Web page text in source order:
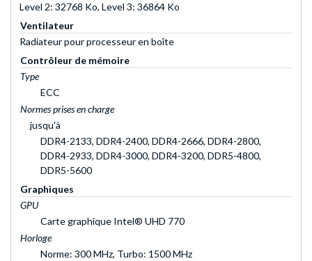
Level 2: 32768 Ko, Level 3: 36864 Ko
Ventilateur
Radiateur pour processeur en boîte
Contrôleur de mémoire
Type
ECC
Normes prises en charge
jusqu'à
DDR4-2133, DDR4-2400, DDR4-2666, DDR4-2800,
DDR4-2933, DDR4-3000, DDR4-3200, DDR5-4800,
DDR5-5600
Graphiques
GPU
Carte graphique Intel® UHD 770
Horloge
Norme: 300 MHz, Turbo: 1500 MHz